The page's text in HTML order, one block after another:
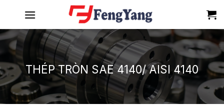
content
THÉP TRÒN SAE 4140/ AISI 4140